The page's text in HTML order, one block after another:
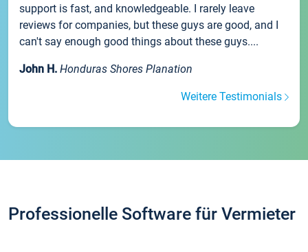
support is fast, and knowledgeable. I rarely leave
reviews for companies, but these guys are good, and I
can't say enough good things about these guys....
John H. Honduras Shores Planation
Weitere Testimonials
Professionelle Software für Vermieter